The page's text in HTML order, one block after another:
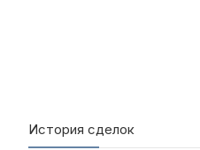
История сделок